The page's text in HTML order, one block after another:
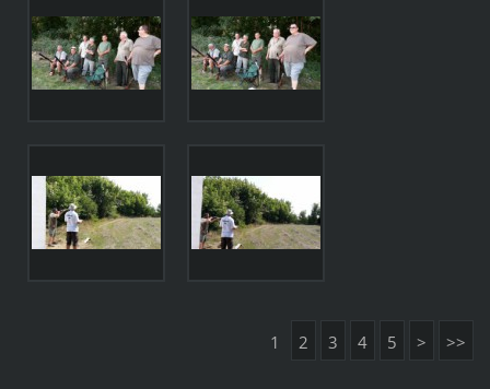
1 2 3 4 5 > >>